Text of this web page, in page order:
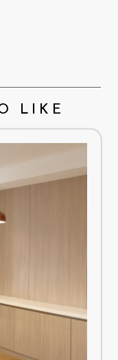
LIKE